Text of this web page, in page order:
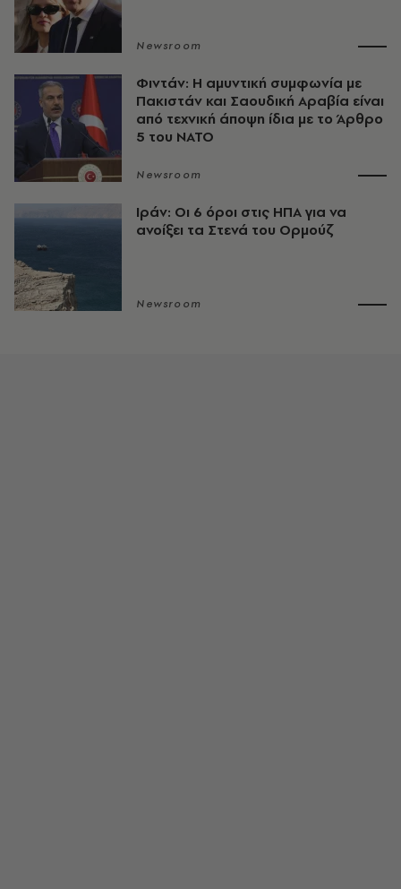
Newsroom
Φιντάν: Η αμυντική συμφωνία με
Πακιστάν και Σαουδική Αραβία είναι
από τεχνική άποψη ίδια με τo Άρθρο
5 του ΝΑΤΟ
Newsroom
Ιράν: Οι 6 όροι στις ΗΠΑ για να
ανοίξει τα Στενά του Ορμούζ
Newsroom